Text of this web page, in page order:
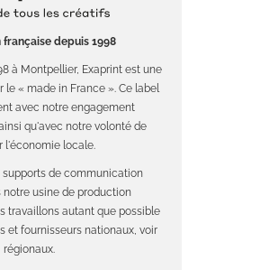
française depuis 1998
à Montpellier, Exaprint est une
le « made in France ». Ce label
avec notre engagement
qu'avec notre volonté de
l'économie locale.
supports de communication
notre usine de production
travaillons autant que possible
et fournisseurs nationaux, voir
régionaux.